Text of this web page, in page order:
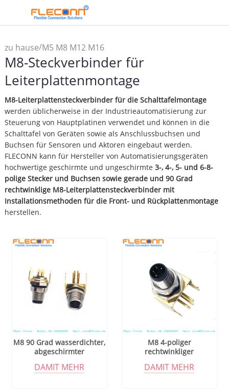
zu hause/M5 M8 M12 M16
Steckverbinder und
Kabelbaugruppe
Stecker/M8-Steckverbinder
für Leiterplattenmontage
M8-Steckverbinder für
Leiterplattenmontage
M8-Leiterplattensteckverbinder für die Schalttafelmontage
werden üblicherweise in der Industrieautomatisierung zur
Steuerung von Hauptplatinen verwendet und können in die
Schalttafel von Geräten sowie als Anschlussbuchsen und
Buchsen für Sensoren und Aktoren eingebaut werden.
FLECONN kann für Hersteller von Automatisierungsgeräten
hochwertige geschirmte und ungeschirmte 3-, 4-, 5- und 6-8-
polige Stecker und Buchsen sowie gerade und 90 Grad
rechtwinklige M8-Leiterplattensteckverbinder mit
Installationsmethoden für die Front- und Rückplattenmontage
herstellen.
M8 90 Grad wasserdichter,
abgeschirmter
Schalttafelmontage, 3, 4, 5,
DAMIT MEHR
M8 4-poliger
rechtwinkliger
PCB-DIP-Lötanschlüsse
DAMIT MEHR